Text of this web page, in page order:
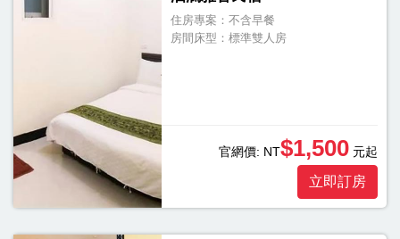
住房專案： 不含早餐
房間床型： 標準雙人房
官網價: NT$1,500 元起
立即訂房